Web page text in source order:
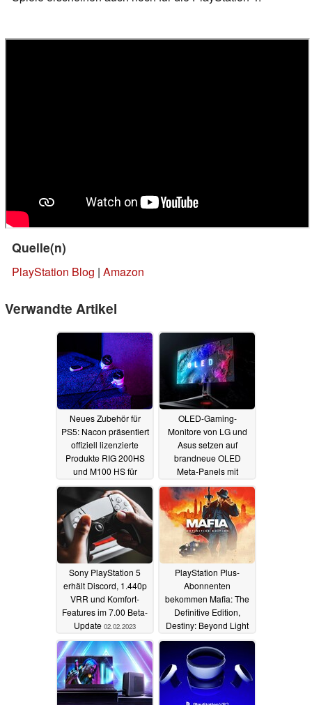
Quelle(n)
PlayStation Blog | Amazon
Verwandte Artikel
Neues Zubehör für
PS5: Nacon präsentiert
offiziell lizenzierte
Produkte RIG 200HS
und M100 HS für
PlayStation 4/5
21.02.2023
OLED-Gaming-
Monitore von LG und
Asus setzen auf
brandneue OLED
Meta-Panels mit
Mikrolinsen02.02.2023
Sony PlayStation 5
erhält Discord, 1.440p
VRR und Komfort-
Features im 7.00 Beta-
Update 02.02.2023
PlayStation Plus-
Abonnenten
bekommen Mafia: The
Definitive Edition,
Destiny: Beyond Light
und mehr gratis
01.02.2023